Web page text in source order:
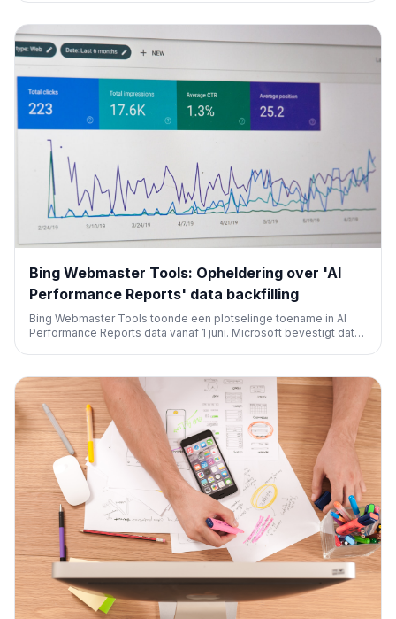
Microsoft Advertising Performance Max.
Bing Webmaster Tools: Opheldering over 'AI
Performance Reports' data backfilling
Bing Webmaster Tools toonde een plotselinge toename in AI
Performance Reports data vanaf 1 juni. Microsoft bevestigt dat
plotselinge prestatieboost.